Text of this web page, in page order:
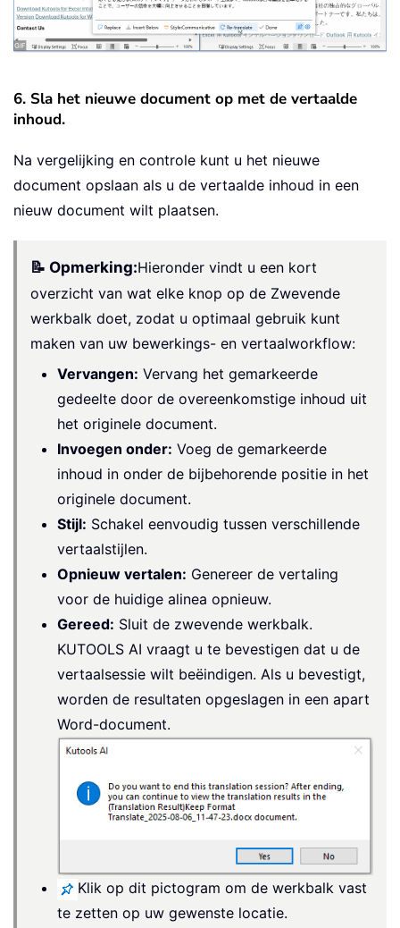
6. Sla het nieuwe document op met de vertaalde
inhoud.
Na vergelijking en controle kunt u het nieuwe
document opslaan als u de vertaalde inhoud in een
nieuw document wilt plaatsen.
📝 Opmerking:Hieronder vindt u een kort
overzicht van wat elke knop op de Zwevende
werkbalk doet, zodat u optimaal gebruik kunt
maken van uw bewerkings- en vertaalworkflow:
Vervangen: Vervang het gemarkeerde
gedeelte door de overeenkomstige inhoud uit
het originele document.
Invoegen onder: Voeg de gemarkeerde
inhoud in onder de bijbehorende positie in het
originele document.
Stijl: Schakel eenvoudig tussen verschillende
vertaalstijlen.
Opnieuw vertalen: Genereer de vertaling
voor de huidige alinea opnieuw.
Gereed: Sluit de zwevende werkbalk.
KUTOOLS AI vraagt u te bevestigen dat u de
vertaalsessie wilt beëindigen. Als u bevestigt,
worden de resultaten opgeslagen in een apart
Word-document.
Klik op dit pictogram om de werkbalk vast
te zetten op uw gewenste locatie.